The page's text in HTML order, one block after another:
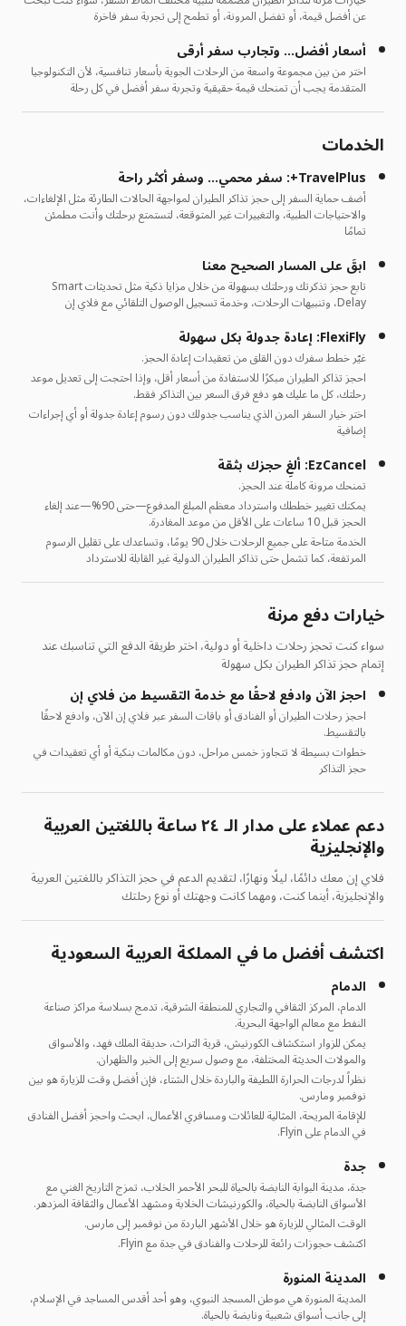
عن أفضل قيمة، أو تفضل المرونة، أو تطمح إلى تجربة سفر فاخرة
أسعار أفضل… وتجارب سفر أرقى
اختر من بين مجموعة واسعة من الرحلات الجوية بأسعار تنافسية، لأن التكنولوجيا
المتقدمة يجب أن تمنحك قيمة حقيقية وتجربة سفر أفضل في كل رحلة
الخدمات
TravelPlus+: سفر محمي… وسفر أكثر راحة
أضف حماية السفر إلى حجز تذاكر الطيران لمواجهة الحالات الطارئة مثل الإلغاءات،
والاحتياجات الطبية، والتغييرات غير المتوقعة، لتستمتع برحلتك وأنت مطمئن
تمامًا
ابقَ على المسار الصحيح معنا
تابع حجز تذكرتك ورحلتك بسهولة من خلال مزايا ذكية مثل تحديثات Smart
Delay، وتنبيهات الرحلات، وخدمة تسجيل الوصول التلقائي مع فلاي إن
FlexiFly: إعادة جدولة بكل سهولة
غيّر خطط سفرك دون القلق من تعقيدات إعادة الحجز.
احجز تذاكر الطيران مبكرًا للاستفادة من أسعار أقل، وإذا احتجت إلى تعديل موعد
رحلتك، كل ما عليك هو دفع فرق السعر بين التذاكر فقط.
اختر خيار السفر المرن الذي يناسب جدولك دون رسوم إعادة جدولة أو أي إجراءات
إضافية
EzCancel: ألغِ حجزك بثقة
تمنحك مرونة كاملة عند الحجز.
يمكنك تغيير خططك واسترداد معظم المبلغ المدفوع—حتى 90%—عند إلغاء
الحجز قبل 10 ساعات على الأقل من موعد المغادرة.
الخدمة متاحة على جميع الرحلات خلال 90 يومًا، وتساعدك على تقليل الرسوم
المرتفعة، كما تشمل حتى تذاكر الطيران الدولية غير القابلة للاسترداد
خيارات دفع مرنة
سواء كنت تحجز رحلات داخلية أو دولية، اختر طريقة الدفع التي تناسبك عند
إتمام حجز تذاكر الطيران بكل سهولة
احجز الآن وادفع لاحقًا مع خدمة التقسيط من فلاي إن
احجز رحلات الطيران أو الفنادق أو باقات السفر عبر فلاي إن الآن، وادفع لاحقًا
بالتقسيط.
خطوات بسيطة لا تتجاوز خمس مراحل، دون مكالمات بنكية أو أي تعقيدات في
حجز التذاكر
دعم عملاء على مدار الـ ٢٤ ساعة باللغتين العربية
والإنجليزية
فلاي إن معك دائمًا، ليلًا ونهارًا، لتقديم الدعم في حجز التذاكر باللغتين العربية
والإنجليزية، أينما كنت، ومهما كانت وجهتك أو نوع رحلتك
اكتشف أفضل ما في المملكة العربية السعودية
الدمام
الدمام، المركز الثقافي والتجاري للمنطقة الشرقية، تدمج بسلاسة مراكز صناعة
النفط مع معالم الواجهة البحرية.
يمكن للزوار استكشاف الكورنيش، قرية التراث، حديقة الملك فهد، والأسواق
والمولات الحديثة المختلفة، مع وصول سريع إلى الخبر والظهران.
نظراً لدرجات الحرارة اللطيفة والباردة خلال الشتاء، فإن أفضل وقت للزيارة هو بين
نوفمبر ومارس.
للإقامة المريحة، المثالية للعائلات ومسافري الأعمال، ابحث واحجز أفضل الفنادق
في الدمام على Flyin.
جدة
جدة، مدينة البوابة النابضة بالحياة للبحر الأحمر الخلاب، تمزج التاريخ الغني مع
الأسواق النابضة بالحياة، والكورنيشات الخلابة ومشهد الأعمال والثقافة المزدهر.
الوقت المثالي للزيارة هو خلال الأشهر الباردة من نوفمبر إلى مارس.
اكتشف حجوزات رائعة للرحلات والفنادق في جدة مع Flyin.
المدينة المنورة
المدينة المنورة هي موطن المسجد النبوي، وهو أحد أقدس المساجد في الإسلام،
إلى جانب أسواق شعبية ونابضة بالحياة.